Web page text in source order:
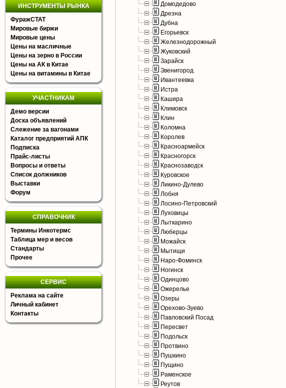
ИНСТРУМЕНТЫ РЫНКА
ФуражСТАТ
Мировые биржи
Мировые цены
Цены на масличные
Цены на зерно в России
Цены на АК в Китае
Цены на витамины в Китае
УЧАСТНИКАМ
Демо версии
Доска объявлений
Слежение за вагонами
Каталог предприятий АПК
Подписка
Прайс-листы
Вопросы и ответы
Список должников
Выставки
Форум
СПРАВОЧНИК
Термины Инкотермс
Таблица мер и весов
Стандарты
Прочее
СЕРВИС
Реклама на сайте
Личный кабинет
Контакты
Домодедово
Дрезна
Дубна
Егорьевск
Железнодорожный
Жуковский
Зарайск
Звенигород
Ивантеевка
Истра
Кашира
Климовск
Клин
Коломна
Королев
Красноармейск
Красногорск
Краснозаводск
Куровское
Ликино-Дулево
Лобня
Лосино-Петровский
Луховицы
Лыткарино
Люберцы
Можайск
Мытищи
Наро-Фоминск
Ногинск
Одинцово
Ожерелье
Озеры
Орехово-Зуево
Павловский Посад
Пересвет
Подольск
Протвино
Пушкино
Пущино
Раменское
Реутов